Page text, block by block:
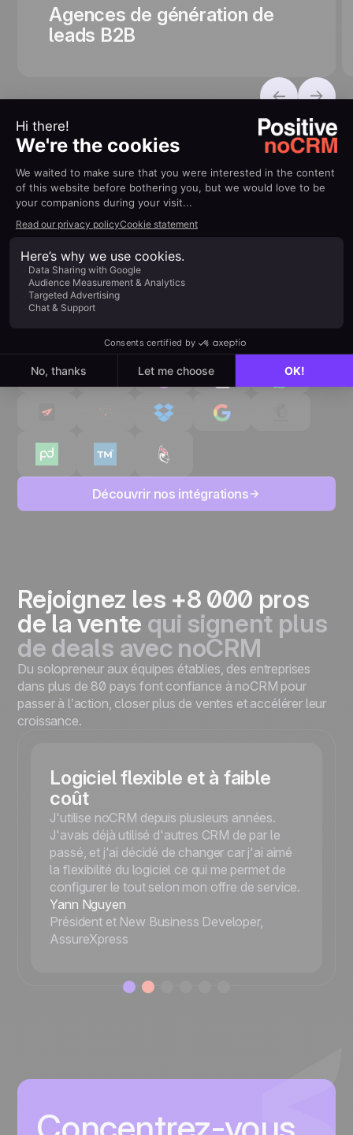
Agences de génération de
leads B2B
100% connecté à votre
écosystème
Connectez facilement vos outils du quotidien pour
gagner en productivité, sans complexité.
Découvrir nos intégrations
Rejoignez les +8 000 pros
de la vente qui signent plus
de deals avec noCRM
Du solopreneur aux équipes établies, des entreprises
dans plus de 80 pays font confiance à noCRM pour
passer à l’action, closer plus de ventes et accélérer leur
croissance.
Logiciel flexible et à faible
coût
J'utilise noCRM depuis plusieurs années.
J'avais déjà utilisé d'autres CRM de par le
passé, et j'ai décidé de changer car j'ai aimé
la flexibilité du logiciel ce qui me permet de
configurer le tout selon mon offre de service.
Yann Nguyen
Président et New Business Developer,
AssureXpress